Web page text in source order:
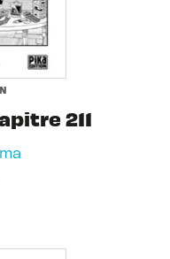
211